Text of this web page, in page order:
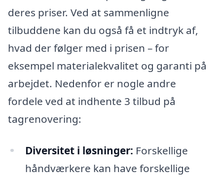
deres priser. Ved at sammenligne
tilbuddene kan du også få et indtryk af,
hvad der følger med i prisen – for
eksempel materialekvalitet og garanti på
arbejdet. Nedenfor er nogle andre
fordele ved at indhente 3 tilbud på
tagrenovering:
Diversitet i løsninger: Forskellige
håndværkere kan have forskellige